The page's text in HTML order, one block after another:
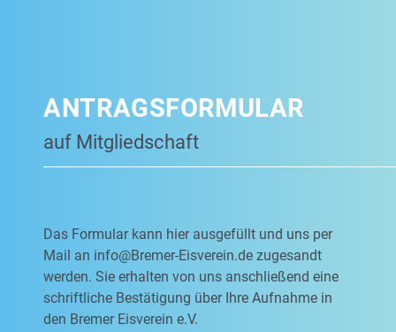
ANTRAGSFORMULAR
auf Mitgliedschaft
Das Formular kann hier ausgefüllt und uns per
Mail an info@Bremer-Eisverein.de zugesandt
werden. Sie erhalten von uns anschließend eine
schriftliche Bestätigung über Ihre Aufnahme in
den Bremer Eisverein e.V.